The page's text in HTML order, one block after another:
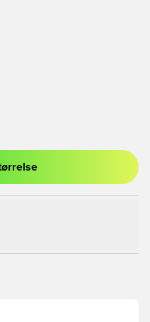
tilmelde dig som medlem